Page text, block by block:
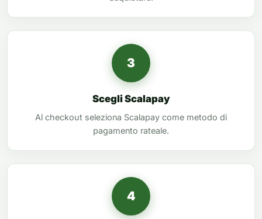
3
Scegli Scalapay
Al checkout seleziona Scalapay come metodo di
pagamento rateale.
4